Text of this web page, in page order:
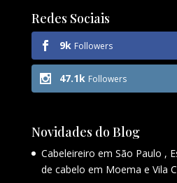
Redes Sociais
9k Followers
47.1k Followers
Novidades do Blog
Cabeleireiro em São Paulo ,
de cabelo em Moema e Vila